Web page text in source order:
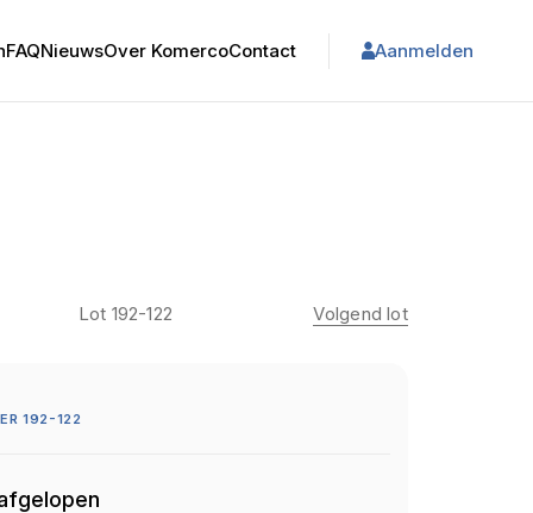
FAQNieuwsOver KomercoContact Aanmelden
Lot 192-122 Volgend lot
192-122